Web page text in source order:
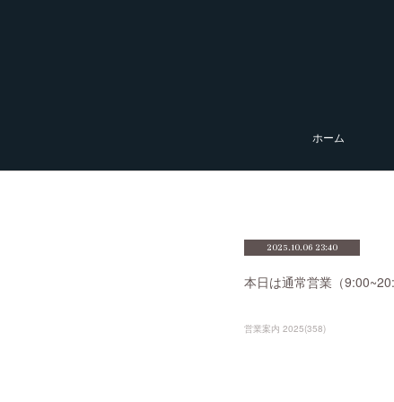
ホーム
2025.10.06 23:40
本日は通常営業（
営業案内 2025(358)